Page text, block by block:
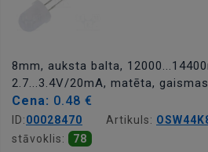
8mm, auksta balta,
2.7...3.4V/20mA, matēta,
Cena: 0.48 €
ID:00028470 Artikuls:
stāvoklis:
78